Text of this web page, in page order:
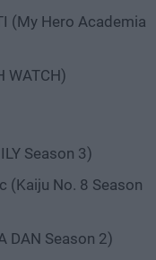
(My Hero Academia
WATCH)
Season 3)
(Kaiju No. 8 Season
DAN Season 2)